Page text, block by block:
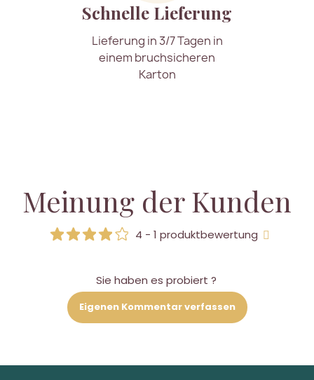
Schnelle Lieferung
Lieferung in 3/7 Tagen in
einem bruchsicheren
Karton
Meinung der Kunden
4 - 1 produktbewertung
Sie haben es probiert ?
Eigenen Kommentar verfassen